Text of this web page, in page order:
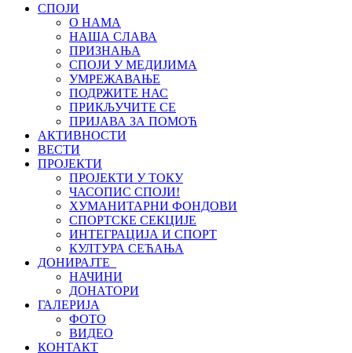
СПОЈИ
О НАМА
НАША СЛАВА
ПРИЗНАЊА
СПОЈИ У МЕДИЈИМА
УМРЕЖАВАЊЕ
ПОДРЖИТЕ НАС
ПРИКЉУЧИТЕ СЕ
ПРИЈАВА ЗА ПОМОЋ
АКТИВНОСТИ
ВЕСТИ
ПРОЈЕКТИ
ПРОЈЕКТИ У ТОКУ
ЧАСОПИС СПОЈИ!
ХУМАНИТАРНИ ФОНДОВИ
СПОРТСКЕ СЕКЦИЈЕ
ИНТЕГРАЦИЈА И СПОРТ
КУЛТУРА СЕЋАЊА
ДОНИРАЈТЕ
НАЧИНИ
ДОНАТОРИ
ГАЛЕРИЈА
ФОТО
ВИДЕО
КОНТАКТ